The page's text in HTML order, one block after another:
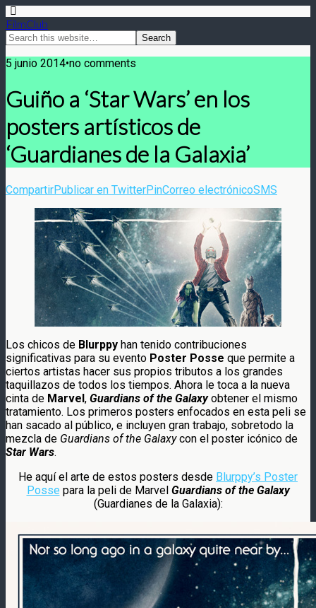
FilmClub
5 junio 2014•no comments
Guiño a ‘Star Wars’ en los
posters artísticos de
‘Guardianes de la Galaxia’
CompartirPublicar en TwitterPinCorreo electrónicoSMS
Los chicos de Blurppy han tenido contribuciones
significativas para su evento Poster Posse que permite a
ciertos artistas hacer sus propios tributos a los grandes
taquillazos de todos los tiempos. Ahora le toca a la nueva
cinta de Marvel, Guardians of the Galaxyobtener el mismo
tratamiento. Los primeros posters enfocados en esta peli se
han sacado al público, e incluyen gran trabajo, sobretodo la
mezcla de Guardians of the Galaxycon el poster icónico de
Star Wars.
He aquí el arte de estos posters desde Blurppy’s Poster
Posse para la peli de Marvel Guardians of the Galaxy
(Guardianes de la Galaxia):